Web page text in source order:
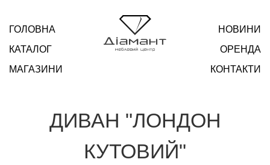
ГОЛОВНА
КАТАЛОГ
МАГАЗИНИ
НОВИНИ
ОРЕНДА
КОНТАКТИ
ДИВАН "ЛОНДОН
КУТОВИЙ"